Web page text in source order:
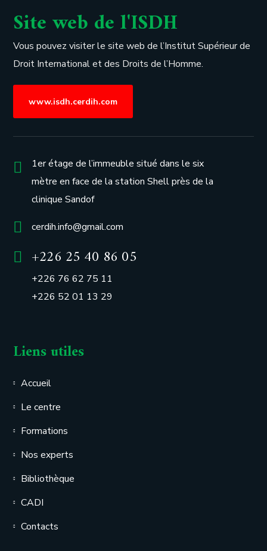
Site web de l'ISDH
Vous pouvez visiter le site web de l’Institut Supérieur de
Droit International et des Droits de l’Homme.
www.isdh.cerdih.com
1er étage de l’immeuble situé dans le six
mètre en face de la station Shell près de la
clinique Sandof
cerdih.info@gmail.com
+226 25 40 86 05
+226 76 62 75 11
+226 52 01 13 29
Liens utiles
Accueil
Le centre
Formations
Nos experts
Bibliothèque
CADI
Contacts